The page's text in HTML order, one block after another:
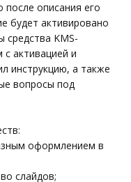
описания его
будет активировано
средства KMS-
активацией и
инструкцию, а также
вопросы под
оформлением в
слайдов;